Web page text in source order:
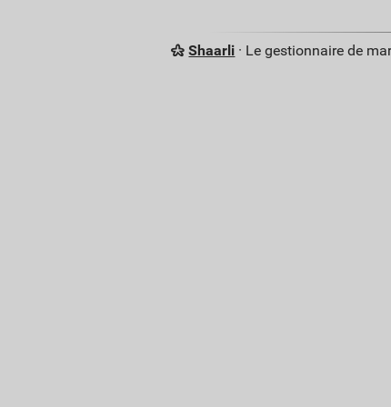
Shaarli · Le gestionnaire de